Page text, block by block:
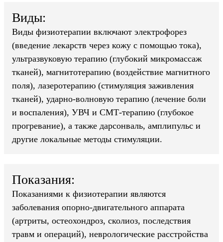
Виды:
Виды физиотерапии включают электрофорез
(введение лекарств через кожу с помощью тока),
ультразвуковую терапию (глубокий микромассаж
тканей), магнитотерапию (воздействие магнитного
поля), лазеротерапию (стимуляция заживления
тканей), ударно-волновую терапию (лечение боли
и воспаления), УВЧ и СМТ-терапию (глубокое
прогревание), а также дарсонваль, амплипульс и
другие локальные методы стимуляции.
Показания:
Показаниями к физиотерапии являются
заболевания опорно-двигательного аппарата
(артриты, остеохондроз, сколиоз, последствия
травм и операций), неврологические расстройства